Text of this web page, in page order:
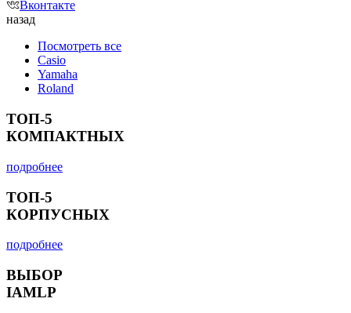
Вконтакте
назад
Посмотреть все
Casio
Yamaha
Roland
ТОП-5
КОМПАКТНЫХ
подробнее
ТОП-5
КОРПУСНЫХ
подробнее
ВЫБОР
IAMLP